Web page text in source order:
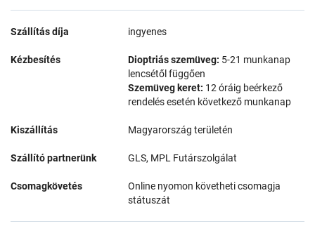
Szállítás díja ingyenes
Kézbesítés Dioptriás szemüveg: 5-21 munkanap
lencsétől függően
Szemüveg keret: 12 óráig beérkező
rendelés esetén következő munkanap
Kiszállítás Magyarország területén
Szállító partnerünk GLS, MPL Futárszolgálat
Csomagkövetés
Online nyomon követheti csomagja
státuszát